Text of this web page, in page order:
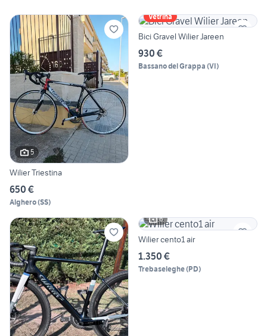
5
Wilier Triestina
650 €
Alghero(SS)
Vetrina
Bici Gravel Wilier Jareen
930 €
Bassano del Grappa (VI)
6
Wilier cento1 air
1.350 €
Trebaseleghe(PD)